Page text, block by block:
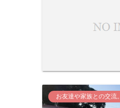
お友達や家族との交流。